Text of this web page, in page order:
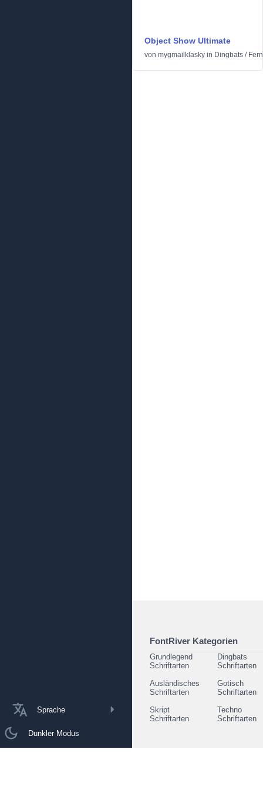
Sprache
Dunkler Modus
Object Show Ultimate
von mygmailklasky in Dingbats /
FontRiver Kategorien
Grundlegend
Schriftarten
Dingbats
Schriftarten
Ausländisches
Schriftarten
Gotisch
Schriftarten
Skript
Schriftarten
Techno
Schriftarten